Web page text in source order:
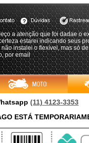
a atenção que foi dadae o
estarei indicando seus
não instalei o flexível, mas só
por email
(11) 4123-3353
ESTÁ